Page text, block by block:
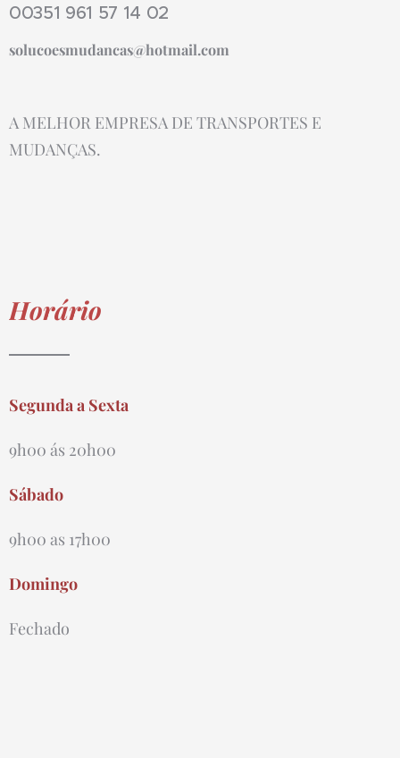
00351 961 57 14 02
solucoesmudancas@hotmail.com
A MELHOR EMPRESA DE TRANSPORTES E
MUDANÇAS.
Horário
Segunda a Sexta
9h00 ás 20h00
Sábado
9h00 as 17h00
Domingo
Fechado